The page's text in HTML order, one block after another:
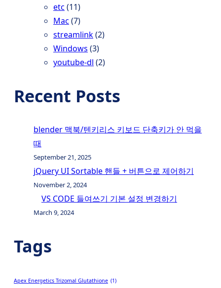
etc (11)
Mac (7)
streamlink(2)
Windows (3)
youtube-dl (2)
Recent Posts
blender 맥북/텐키리스 키보드 단축키가 안 먹을
때
September 21, 2025
jQuery UI Sortable 핸들 + 버튼으로 제어하기
November 2, 2024
VS CODE 들여쓰기 기본 설정 변경하기
March 9, 2024
Tags
Apex Energetics Trizomal Glutathione (1)